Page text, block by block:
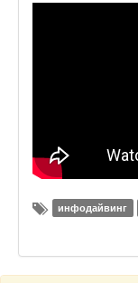
инфодайвинг